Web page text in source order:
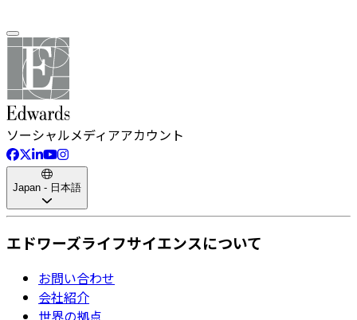
ソーシャルメディアアカウント
Japan - 日本語
エドワーズライフサイエンスについて
お問い合わせ
会社紹介
世界の拠点